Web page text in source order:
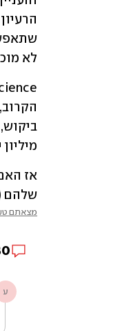
לא
מיליון ין
שלהם
מצאתם
ע